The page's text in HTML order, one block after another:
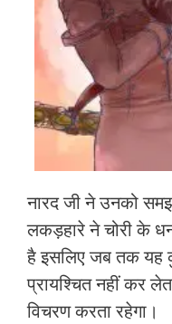
नारद जी ने उनको
लकड़हारे ने चोरी के
है इसलिए जब तक यह
प्रायश्चित नहीं कर
विचरण करता रहेगा।